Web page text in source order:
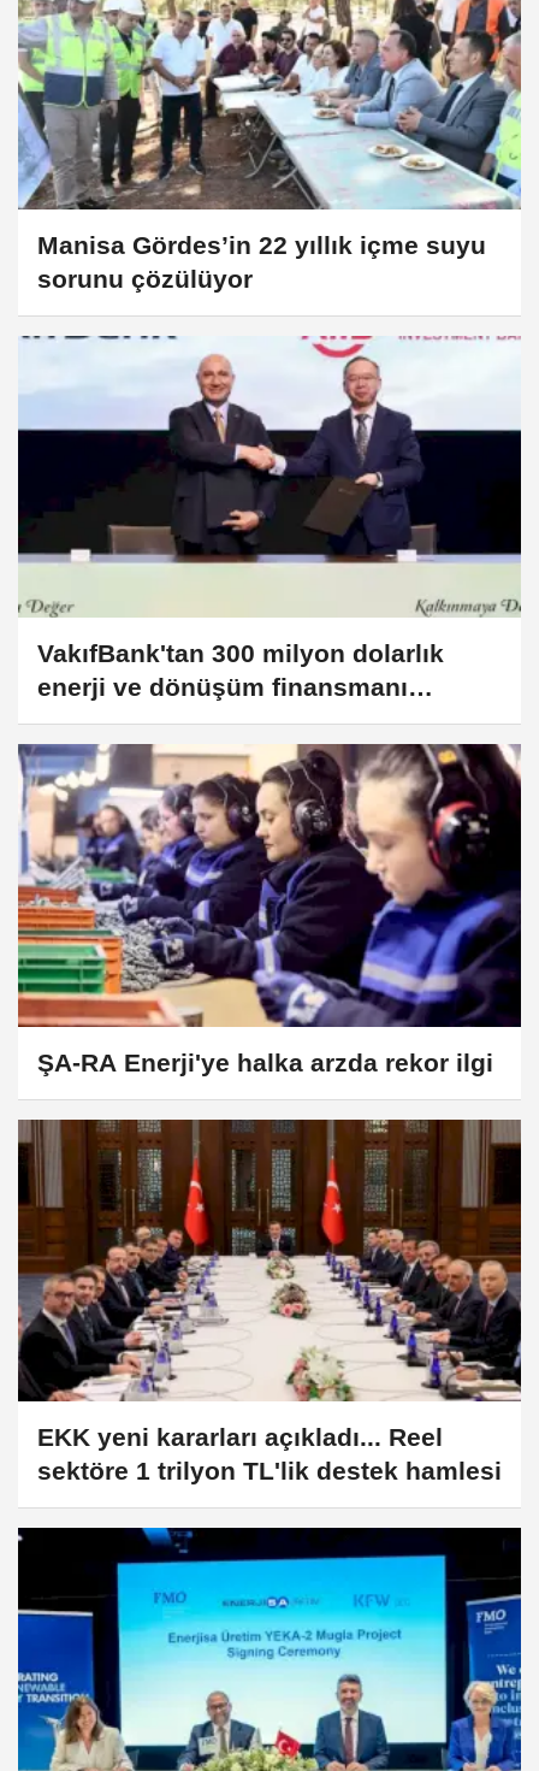
Manisa Gördes’in 22 yıllık içme suyu
sorunu çözülüyor
VakıfBank'tan 300 milyon dolarlık
enerji ve dönüşüm finansmanı
hamlesi
ŞA-RA Enerji'ye halka arzda rekor ilgi
EKK yeni kararları açıkladı... Reel
sektöre 1 trilyon TL'lik destek hamlesi